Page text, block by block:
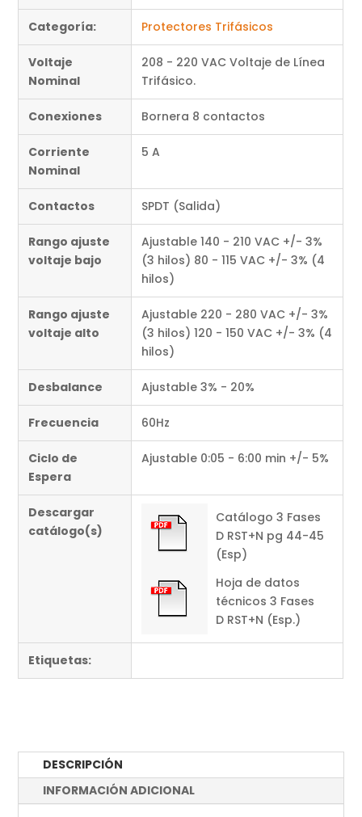
Categoría: Protectores Trifásicos
Voltaje
Nominal
208 - 220 VAC Voltaje de Línea
Trifásico.
Conexiones Bornera 8 contactos
Corriente
Nominal
5 A
Contactos SPDT (Salida)
Rango ajuste
voltaje bajo
Ajustable 140 - 210 VAC +/- 3%
(3 hilos) 80 - 115 VAC +/- 3% (4
hilos)
Rango ajuste
voltaje alto
Ajustable 220 - 280 VAC +/- 3%
(3 hilos) 120 - 150 VAC +/- 3% (4
hilos)
Desbalance Ajustable 3% - 20%
Frecuencia 60Hz
Ciclo de
Espera
Ajustable 0:05 - 6:00 min +/- 5%
Descargar
catálogo(s)
Catálogo 3 Fases
D RST+N pg 44-45
(Esp)
Hoja de datos
técnicos 3 Fases
D RST+N (Esp.)
Etiquetas:
DESCRIPCIÓN
INFORMACIÓN ADICIONAL